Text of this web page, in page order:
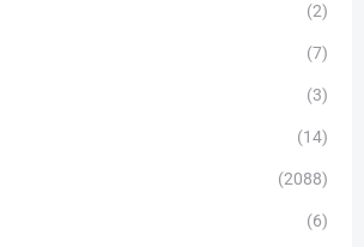
(2)
(7)
(3)
(14)
(2088)
(6)